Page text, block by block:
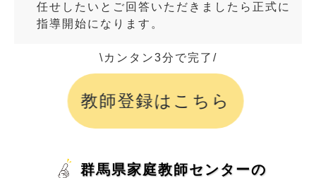
任せしたいとご回答いただきましたら正式に
指導開始になります。
\カンタン3分で完了/
教師登録はこちら
群馬県家庭教師センターの